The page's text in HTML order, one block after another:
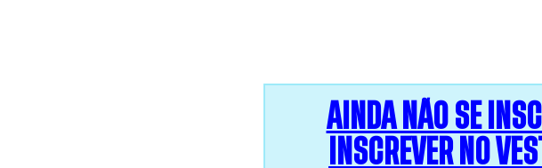
AINDA NÃO SE
INSCREVER NO